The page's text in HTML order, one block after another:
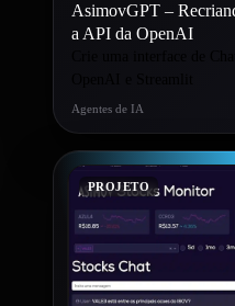
AsimovGPT –
a API da OpenAI
Crie uma interface de
Agentes de IA
PROJETO